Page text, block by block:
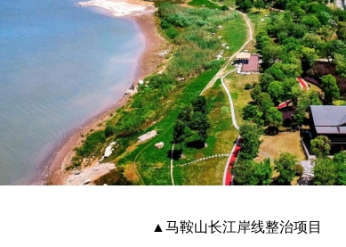
▲马鞍山长江岸线整治项目